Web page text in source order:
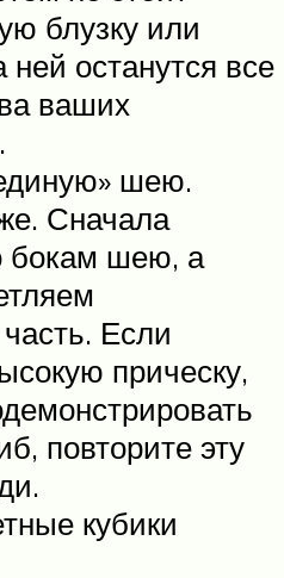
блузку или
ней останутся все
ваших
шею.
Сначала
бокам шею, а
Если
прическу,
повторите эту
кубики